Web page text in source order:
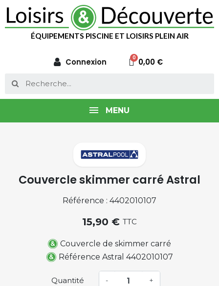
ÉQUIPEMENTS PISCINE ET LOISIRS PLEIN AIR
Connexion 0,00 €
MENU
Couvercle skimmer carré Astral
Référence : 4402010107
15,90 € TTC
Couvercle de skimmer carré
Référence Astral 4402010107
Quantité - +